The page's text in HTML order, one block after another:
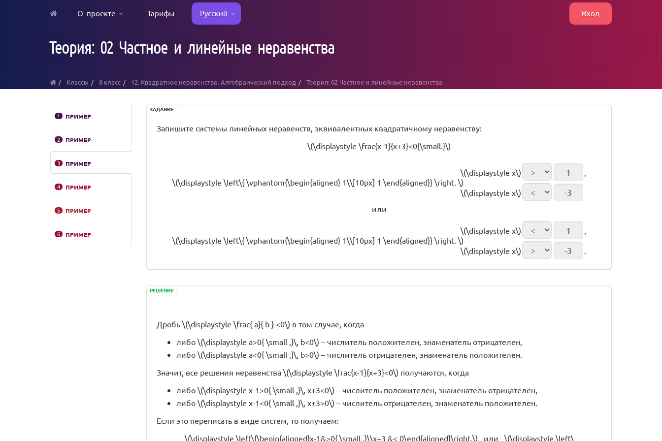
О проекте Тарифы Русский Вход
Теория: 02 Частное и линейные неравенства
Классы 8 класс 12. Квадратное неравенство. Алгебраический подход Теория: 02 Частное и линейные неравенства
1 ПРИМЕР
2 ПРИМЕР
3 ПРИМЕР
4 ПРИМЕР
5 ПРИМЕР
6 ПРИМЕР
ЗАДАНИЕ
Запишите системы линейных неравенств, эквивалентных квадратичному неравенству:
\(\displaystyle \frac{x-1}{x+3}<0{\small.}\)
\(\displaystyle \left\{ \vphantom{\begin{aligned} 1\\[10px] 1 \end{aligned}} \right. \)
\(\displaystyle x\) ,
\(\displaystyle x\)
или
\(\displaystyle \left\{ \vphantom{\begin{aligned} 1\\[10px] 1 \end{aligned}} \right. \)
\(\displaystyle x\) ,
\(\displaystyle x\) .
РЕШЕНИЕ
Дробь \(\displaystyle \frac{ a}{ b } <0\) в том случае, когда
либо \(\displaystyle a>0{ \small ,}\, b<0\) – числитель положителен, знаменатель отрицателен,
либо \(\displaystyle a<0{ \small ,}\, b>0\) – числитель отрицателен, знаменатель положителен.
Значит, все решения неравенства \(\displaystyle \frac{x-1}{x+3}<0\) получаются, когда
либо \(\displaystyle x-1>0{ \small ,}\, x+3<0\) – числитель положителен, знаменатель отрицателен,
либо \(\displaystyle x-1<0{ \small ,}\, x+3>0\) – числитель отрицателен, знаменатель положителен.
Если это переписать в виде систем, то получаем:
\(\displaystyle \left\{\begin{aligned}x-1&>0{ \small ,}\\x+3 &< 0\end{aligned}\right.\) или \(\displaystyle \left\